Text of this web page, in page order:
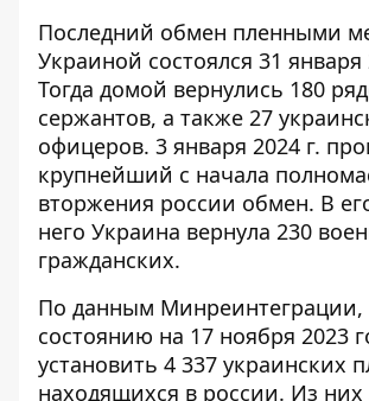
Последний обмен пленными
Украиной состоялся 31 января
Тогда домой вернулись 180
сержантов, а также 27
офицеров. 3 января 2024 г.
крупнейший с начала
вторжения россии обмен. В
него Украина вернула 230
гражданских.
По данным Минреинтеграции,
состоянию на 17 ноября 2023
установить 4 337 украинских
находящихся в россии. Из